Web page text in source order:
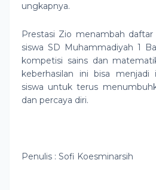
ungkapnya.
Prestasi Zio menambah daftar
siswa SD Muhammadiyah 1
kompetisi sains dan
keberhasilan ini bisa menjadi
siswa untuk terus
dan percaya diri.
Penulis : Sofi Koesminarsih